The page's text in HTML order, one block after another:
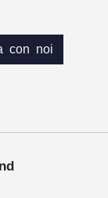
con noi